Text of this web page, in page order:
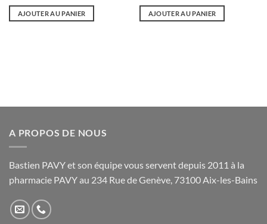
AJOUTER AU PANIER AJOUTER AU PANIER
A PROPOS DE NOUS
Bastien PAVY et son équipe vous servent depuis 2011 à la
pharmacie PAVY au 234 Rue de Genève, 73100 Aix-les-Bains